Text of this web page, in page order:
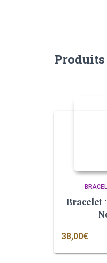
Bracelet
38,00€